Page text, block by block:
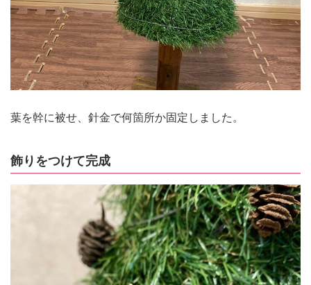
葉を幹に被せ、針金で何箇所か固定しました。
飾りをつけて完成